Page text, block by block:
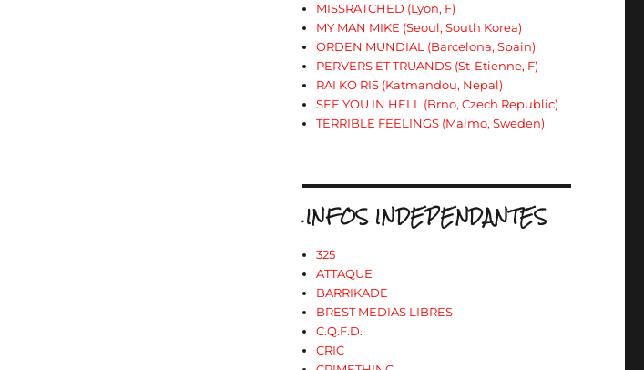
MISSRATCHED (Lyon, F)
MY MAN MIKE (Seoul, South Korea)
ORDEN MUNDIAL (Barcelona, Spain)
PERVERS ET TRUANDS (St-Etienne, F)
RAI KO RIS (Katmandou, Nepal)
SEE YOU IN HELL (Brno, Czech Republic)
TERRIBLE FEELINGS (Malmo, Sweden)
.INFOS INDEPENDANTES
325
ATTAQUE
BARRIKADE
BREST MEDIAS LIBRES
C.Q.F.D.
CRIC